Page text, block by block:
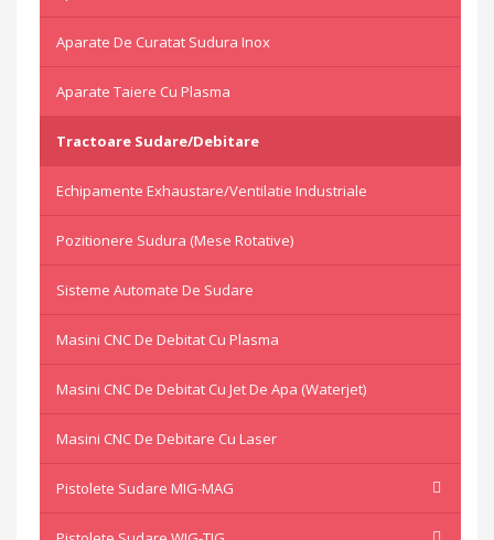
Aparate De Curatat Sudura Inox
Aparate Taiere Cu Plasma
Tractoare Sudare/Debitare
Echipamente Exhaustare/Ventilatie Industriale
Pozitionere Sudura (mese Rotative)
Sisteme Automate De Sudare
Masini CNC De Debitat Cu Plasma
Masini CNC De Debitat Cu Jet De Apa (waterjet)
Masini CNC De Debitare Cu Laser
Pistolete Sudare MIG-MAG